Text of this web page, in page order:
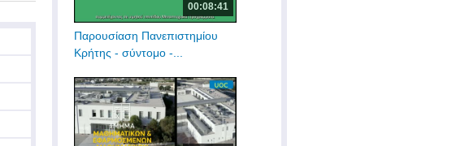
00:08:41
Παρουσίαση Πανεπιστημίου
Κρήτης - σύντομο -...